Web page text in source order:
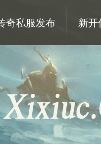
奇私服发布 新开